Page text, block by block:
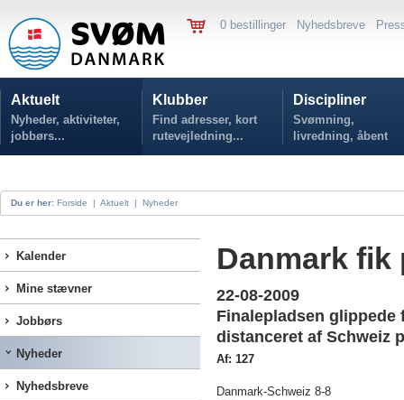
0 bestillinger Nyhedsbreve
Aktuelt
Nyheder, aktiviteter,
jobbørs...
Klubber
Find adresser, kort
rutevejledning...
Discipliner
Svømning,
livredning, åbent
vand...
Du er her: Forside | Aktuelt | Nyheder
Kalender
Mine stævner
Jobbørs
Nyheder
Nyhedsbreve
Danmark fik
22-08-2009
Finalepladsen
distanceret af Schweiz
Af: 127
Danmark-Schweiz 8-8